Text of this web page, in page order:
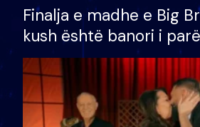
Finalja e madhe e Big
kush është banori i
shtëpinë dhe humb
të fituar çmimin e